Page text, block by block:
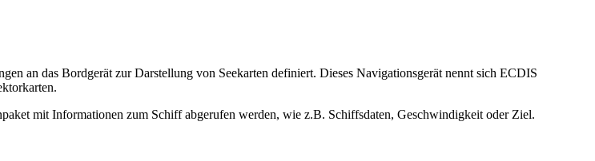
an das Bordgerät zur Darstellung von Seekarten definiert. Dieses Navigationsgerät nennt sich ECDIS
mit Informationen zum Schiff abgerufen werden, wie z.B. Schiffsdaten, Geschwindigkeit oder Ziel.